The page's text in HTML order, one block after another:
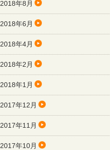
2018年8月
2018年6月
2018年4月
2018年2月
2018年1月
2017年12月
2017年11月
2017年10月